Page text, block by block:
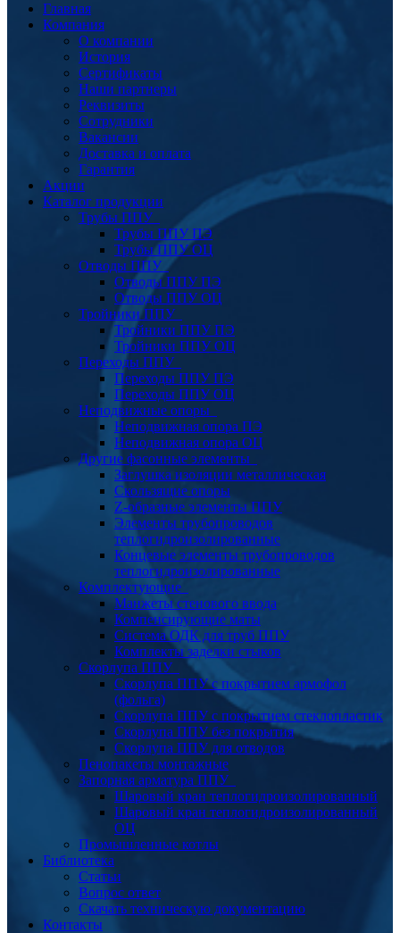
Главная
Компания
О компании
История
Сертификаты
Наши партнеры
Реквизиты
Сотрудники
Вакансии
Доставка и оплата
Гарантия
Акции
Каталог продукции
Трубы ППУ
Трубы ППУ ПЭ
Трубы ППУ ОЦ
Отводы ППУ
Отводы ППУ ПЭ
Отводы ППУ ОЦ
Тройники ППУ
Тройники ППУ ПЭ
Тройники ППУ ОЦ
Переходы ППУ
Переходы ППУ ПЭ
Переходы ППУ ОЦ
Неподвижные опоры
Неподвижная опора ПЭ
Неподвижная опора ОЦ
Другие фасонные элементы
Заглушка изоляции металлическая
Скользящие опоры
Z-образные элементы ППУ
Элементы трубопроводов
теплогидроизолированные
Концевые элементы трубопроводов
теплогидроизолированные
Комплектующие
Манжеты стенового ввода
Компенсирующие маты
Система ОДК для труб ППУ
Комплекты заделки стыков
Скорлупа ППУ
Скорлупа ППУ с покрытием армофол
(фольга)
Скорлупа ППУ с покрытием стеклопластик
Скорлупа ППУ без покрытия
Скорлупа ППУ для отводов
Пенопакеты монтажные
Запорная арматура ППУ
Шаровый кран теплогидроизолированный
Шаровый кран теплогидроизолированный
ОЦ
Промышленные котлы
Библиотека
Статьи
Вопрос ответ
Скачать техническую документацию
Контакты